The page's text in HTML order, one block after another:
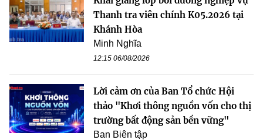
Thanh tra viên chính K05.2026 tại
Khánh Hòa
Minh Nghĩa
12:15 06/08/2026
Lời cảm ơn của Ban Tổ chức Hội
thảo "Khơi thông nguồn vốn cho thị
trường bất động sản bền vững"
Ban Biên tập